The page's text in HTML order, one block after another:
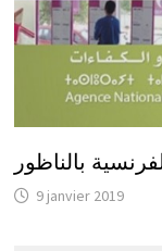
9 janvier 2019